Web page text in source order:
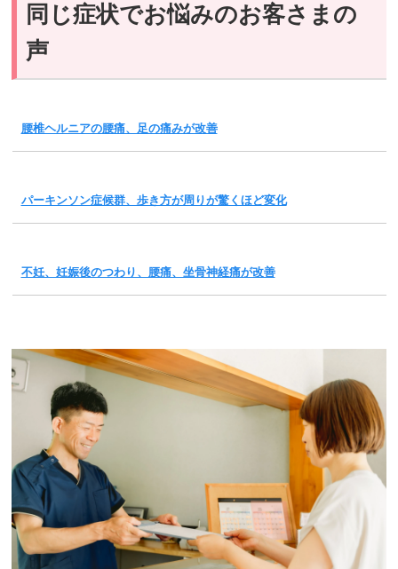
同じ症状でお悩みのお客さまの
声
腰椎ヘルニアの腰痛、足の痛みが改善
パーキンソン症候群、歩き方が周りが驚くほど変化
不妊、妊娠後のつわり、腰痛、坐骨神経痛が改善